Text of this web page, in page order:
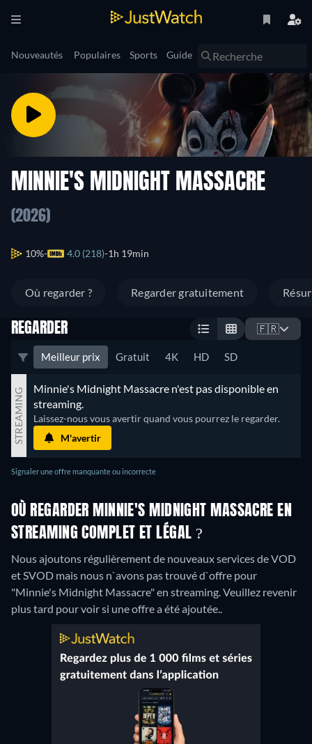
Nouveautés Populaires Sports Guide
MINNIE'S MIDNIGHT MASSACRE
(2026)
10% 4.0 (218) 1h 19min
Où regarder ? Regarder gratuitement
REGARDER 🇫🇷
Meilleur prix Gratuit 4K HD SD
STREAMING
Minnie's Midnight Massacre n'est pas disponible en
streaming.
Laissez-nous vous avertir quand vous pourrez le regarder.
M'avertir
Signaler une offre manquante ou incorrecte
OÙ REGARDER MINNIE'S MIDNIGHT MASSACRE EN
STREAMING COMPLET ET LÉGAL ?
Nous ajoutons régulièrement de nouveaux services de VOD
et SVOD mais nous n`avons pas trouvé d`offre pour
"Minnie's Midnight Massacre" en streaming. Veuillez revenir
plus tard pour voir si une offre a été ajoutée..